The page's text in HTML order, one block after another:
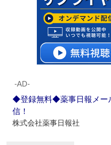
‐AD‐
◆登録無料◆薬事日報メー
信！
株式会社薬事日報社